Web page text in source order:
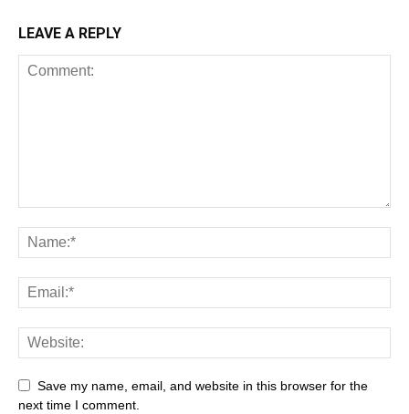
LEAVE A REPLY
Save my name, email, and website in this browser for the
next time I comment.